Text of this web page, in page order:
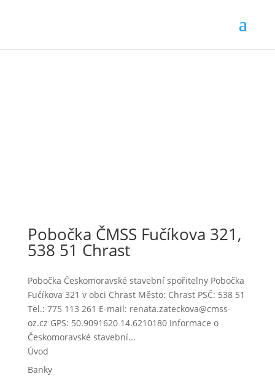
Pobočka ČMSS Fučíkova 321,
538 51 Chrast
Pobočka Českomoravské stavební spořitelny Pobočka
Fučíkova 321 v obci Chrast Město: Chrast PSČ: 538 51
Tel.: 775 113 261 E-mail: renata.zateckova@cmss-
oz.cz GPS: 50.9091620 14.6210180 Informace o
Českomoravské stavební...
Úvod
Banky